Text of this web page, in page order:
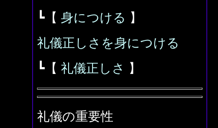
┗【 身につける 】
礼儀正しさを身につける
┗【 礼儀正しさ 】
礼儀の重要性